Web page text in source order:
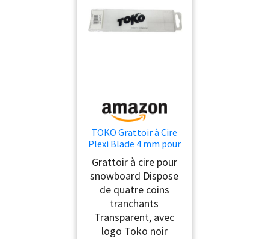
TOKO Grattoir à Cire
Plexi Blade 4 mm pour
Snowboard et Skis
Freeride Unisexe
Grattoir à cire pour
snowboard Dispose
de quatre coins
tranchants
Transparent, avec
logo Toko noir